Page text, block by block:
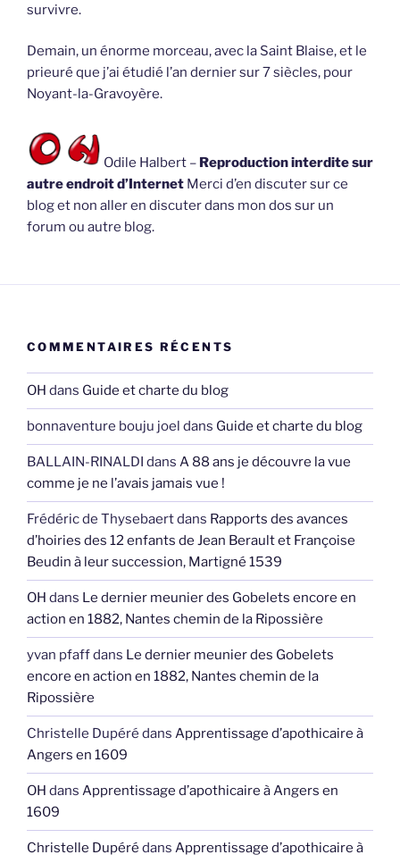
survivre.
Demain, un énorme morceau, avec la Saint Blaise, et le
prieuré que j’ai étudié l’an dernier sur 7 siècles, pour
Noyant-la-Gravoyère.
Odile Halbert – Reproduction interdite sur
autre endroit d’Internet Merci d’en discuter sur ce
blog et non aller en discuter dans mon dos sur un
forum ou autre blog.
COMMENTAIRES RÉCENTS
OH dans Guide et charte du blog
bonnaventure bouju joel dans Guide et charte du blog
BALLAIN-RINALDI dans A 88 ans je découvre la vue
comme je ne l’avais jamais vue !
Frédéric de Thysebaertdans Rapports des avances
d’hoiries des 12 enfants de Jean Berault et Françoise
Beudin à leur succession, Martigné 1539
OH dans Le dernier meunier des Gobelets encore en
action en 1882, Nantes chemin de la Ripossière
yvan pfaffdans Le dernier meunier des Gobelets
encore en action en 1882, Nantes chemin de la
Ripossière
Christelle Dupéré dans Apprentissage d’apothicaire à
Angers en 1609
OH dans Apprentissage d’apothicaire à Angers en
1609
Christelle Dupéré dans Apprentissage d’apothicaire à